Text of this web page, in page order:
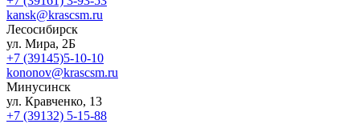
kansk@krascsm.ru
Лесосибирск
ул. Мира, 2Б
+7 (39145)5-10-10
kononov@krascsm.ru
Минусинск
ул. Кравченко, 13
+7 (39132) 5-15-88